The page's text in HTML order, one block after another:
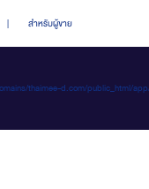
| สำหรับผู้ขาย
thaimee-d.com/